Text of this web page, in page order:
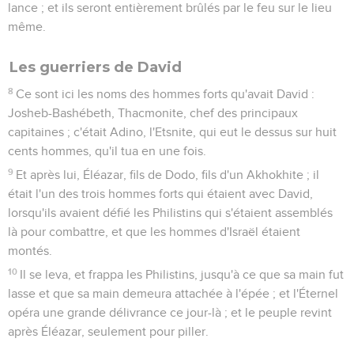
lance ; et ils seront entièrement brûlés par le feu sur le lieu
même.
Les guerriers de David
8 Ce sont ici les noms des hommes forts qu'avait David :
Josheb-Bashébeth, Thacmonite, chef des principaux
capitaines ; c'était Adino, l'Etsnite, qui eut le dessus sur huit
cents hommes, qu'il tua en une fois.
9 Et après lui, Éléazar, fils de Dodo, fils d'un Akhokhite ; il
était l'un des trois hommes forts qui étaient avec David,
lorsqu'ils avaient défié les Philistins qui s'étaient assemblés
là pour combattre, et que les hommes d'Israël étaient
montés.
10 Il se leva, et frappa les Philistins, jusqu'à ce que sa main fut
lasse et que sa main demeura attachée à l'épée ; et l'Éternel
opéra une grande délivrance ce jour-là ; et le peuple revint
après Éléazar, seulement pour piller.